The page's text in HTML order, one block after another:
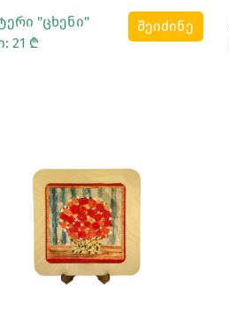
"ცხენი"
21 ₾
შეიძინე
Სრულად Ნახვა